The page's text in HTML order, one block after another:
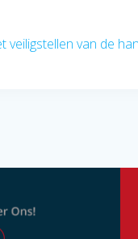
veiligstellen van de